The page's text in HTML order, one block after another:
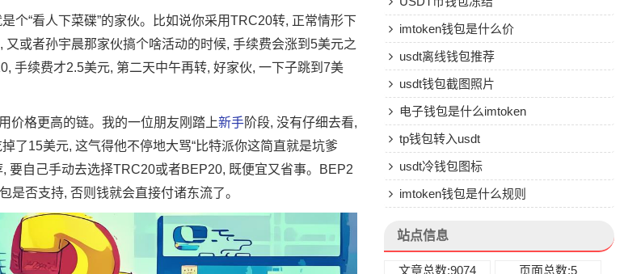
个“看人下菜碟”的家伙。比如说你采用TRC20转, 正常情形下
或者孙宇晨那家伙搞个啥活动的时候, 手续费会涨到5美元之
手续费才2.5美元, 第二天中午再转, 好家伙, 一下子跳到7美
价格更高的链。我的一位朋友刚踏上新手阶段, 没有仔细去看,
了15美元, 这气得他不停地大骂“比特派你这简直就是坑爹
要自己手动去选择TRC20或者BEP20, 既便宜又省事。BEP2
是否支持, 否则钱就会直接付诸东流了。
imtoken钱包是什么价
usdt离线钱包推荐
usdt钱包截图照片
电子钱包是什么imtoken
tp钱包转入usdt
usdt冷钱包图标
imtoken钱包是什么规则
站点信息
文章总数:9074 页面总数:5